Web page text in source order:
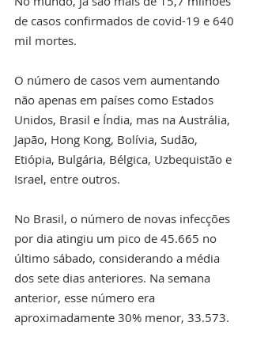
de casos confirmados de covid-19 e 640
mil mortes.
O número de casos vem aumentando
não apenas em países como Estados
Unidos, Brasil e Índia, mas na Austrália,
Japão, Hong Kong, Bolívia, Sudão,
Etiópia, Bulgária, Bélgica, Uzbequistão e
Israel, entre outros.
No Brasil, o número de novas infecções
por dia atingiu um pico de 45.665 no
último sábado, considerando a média
dos sete dias anteriores. Na semana
anterior, esse número era
aproximadamente 30% menor, 33.573.